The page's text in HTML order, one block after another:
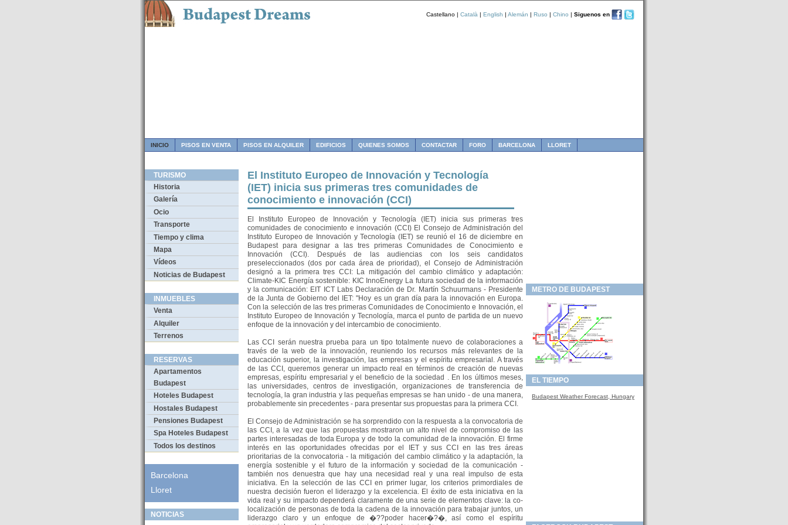
Castellano | Català | English | Alemán | Ruso | Chino | Siguenos en
INICIO PISOS EN VENTA PISOS EN ALQUILER EDIFICIOS QUIENES SOMOS CONTACTAR FORO BARCELONA LLORET
TURISMO
Historia
Galería
Ocio
Transporte
Tiempo y clima
Mapa
Vídeos
Noticias de Budapest
INMUEBLES
Venta
Alquiler
Terrenos
RESERVAS
Apartamentos
Budapest
Hoteles Budapest
Hostales Budapest
Pensiones Budapest
Spa Hoteles Budapest
Todos los destinos
Barcelona
Lloret
NOTICIAS
El Instituto Europeo de Innovación y Tecnología
(IET) inicia sus primeras tres comunidades de
conocimiento e innovación (CCI)
El Instituto Europeo de Innovación y Tecnología (IET) inicia sus primeras tres
comunidades de conocimiento e innovación (CCI) El Consejo de Administración del
Instituto Europeo de Innovación y Tecnología (IET) se reunió el 16 de diciembre en
Budapest para designar a las tres primeras Comunidades de Conocimiento e
Innovación (CCI). Después de las audiencias con los seis candidatos
preseleccionados (dos por cada área de prioridad), el Consejo de Administración
designó a la primera tres CCI: La mitigación del cambio climático y adaptación:
Climate-KIC Energía sostenible: KIC InnoEnergy La futura sociedad de la información
y la comunicación: EIT ICT Labs Declaración de Dr. Martín Schuurmans - Presidente
de la Junta de Gobierno del IET: "Hoy es un gran día para la innovación en Europa.
Con la selección de las tres primeras Comunidades de Conocimiento e Innovación, el
Instituto Europeo de Innovación y Tecnología, marca el punto de partida de un nuevo
enfoque de la innovación y del intercambio de conocimiento.
Las CCI serán nuestra prueba para un tipo totalmente nuevo de colaboraciones a
través de la web de la innovación, reuniendo los recursos más relevantes de la
educación superior, la investigación, las empresas y el espíritu empresarial. A través
de las CCI, queremos generar un impacto real en términos de creación de nuevas
empresas, espíritu empresarial y el beneficio de la sociedad . En los últimos meses,
las universidades, centros de investigación, organizaciones de transferencia de
tecnología, la gran industria y las pequeñas empresas se han unido - de una manera,
probablemente sin precedentes - para presentar sus propuestas para la primera CCI.
El Consejo de Administración se ha sorprendido con la respuesta a la convocatoria de
las CCI, a la vez que las propuestas mostraron un alto nivel de compromiso de las
partes interesadas de toda Europa y de todo la comunidad de la innovación. El firme
interés en las oportunidades ofrecidas por el IET y sus CCI en las tres áreas
prioritarias de la convocatoria - la mitigación del cambio climático y la adaptación, la
energía sostenible y el futuro de la información y sociedad de la comunicación -
también nos denuestra que hay una necesidad real y una real impulso de esta
iniciativa. En la selección de las CCI en primer lugar, los criterios primordiales de
nuestra decisión fueron el liderazgo y la excelencia. El éxito de esta iniciativa en la
vida real y su impacto dependerá claramente de una serie de elementos clave: la co-
localización de personas de toda la cadena de la innovación para trabajar juntos, un
liderazgo claro y un enfoque de �??poder hacer�?�, así como el espíritu
METRO DE BUDAPEST
EL TIEMPO
Budapest Weather Forecast, Hungary